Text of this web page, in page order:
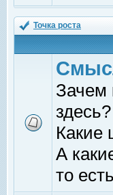
Точка роста
Зачем
здесь?
Какие
А
то